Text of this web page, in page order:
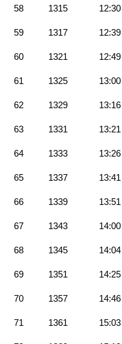
58 1315 12:30
59 1317 12:39
60 1321 12:49
61 1325 13:00
62 1329 13:16
63 1331 13:21
64 1333 13:26
65 1337 13:41
66 1339 13:51
67 1343 14:00
68 1345 14:04
69 1351 14:25
70 1357 14:46
71 1361 15:03